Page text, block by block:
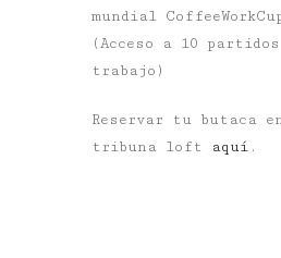
mundial
(Acceso a 10
trabajo)
Reservar tu butaca
tribuna loft
aquí .